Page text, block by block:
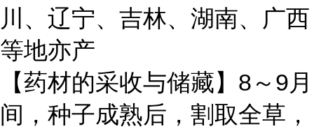
川、辽宁、吉林、湖南、广西
等地亦产
【药材的采收与储藏】 8 ～ 9月
间，种子成熟后，割取全草，